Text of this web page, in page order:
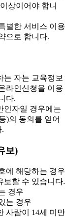
상이어야 합니
별한 서비스 이용
으로 합니다.
자는 교육정보
라인신청을 이용
다.
인자일 경우에는
)의 동의를 얻어
.
보)
에 해당하는 경우
보할 수 있습니다.
경우
는 경우
사람이 14세 미만